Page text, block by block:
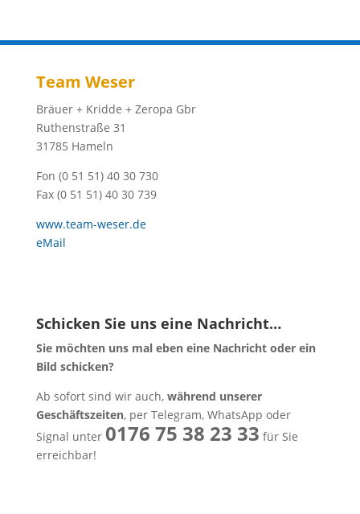
Team Weser
Bräuer + Kridde + Zeropa Gbr
Ruthenstraße 31
31785 Hameln
Fon (0 51 51) 40 30 730
Fax (0 51 51) 40 30 739
www.team-weser.de
eMail
Schicken Sie uns eine Nachricht…
Sie möchten uns mal eben eine Nachricht oder ein
Bild schicken?
Ab sofort sind wir auch, während unserer
Geschäftszeiten, per Telegram, WhatsApp oder
Signal unter 0176 75 38 23 33 für Sie
erreichbar!